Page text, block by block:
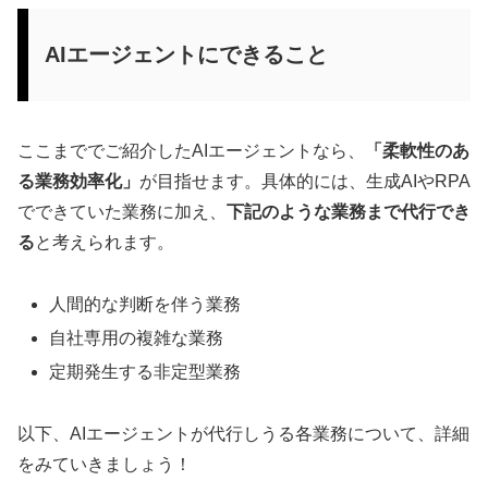
AIエージェントにできること
ここまででご紹介したAIエージェントなら、
「柔軟性のあ
る業務効率化」 が目指せます。具体的には、生成AIやRPA
でできていた業務に加え、 下記のような業務まで代行でき
ると考えられます。
人間的な判断を伴う業務
自社専用の複雑な業務
定期発生する非定型業務
以下、AIエージェントが代行しうる各業務について、詳細
をみていきましょう！